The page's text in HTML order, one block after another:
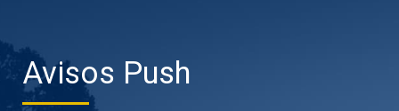
Avisos Push